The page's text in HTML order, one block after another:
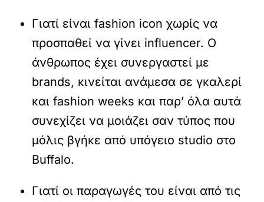
Γιατί είναι fashion icon χωρίς να
προσπαθεί να γίνει influencer. Ο
άνθρωπος έχει συνεργαστεί με
brands, κινείται ανάμεσα σε γκαλερί
και fashion weeks και παρ’ όλα αυτά
συνεχίζει να μοιάζει σαν τύπος που
μόλις βγήκε από υπόγειο studio στο
Buffalo.
Γιατί οι παραγωγές του είναι από τις